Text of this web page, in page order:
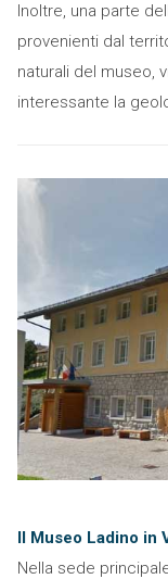
Inoltre, una parte
provenienti dal
naturali del museo,
interessante la
Il Museo Ladino in
Nella sede